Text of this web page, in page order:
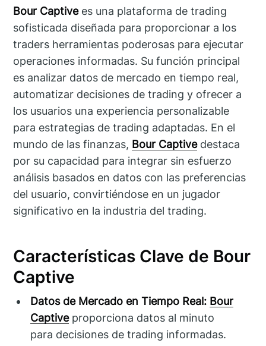
Bour Captivees una plataforma de trading
sofisticada diseñada para proporcionar a los
traders herramientas poderosas para ejecutar
operaciones informadas. Su función principal
es analizar datos de mercado en tiempo real,
automatizar decisiones de trading y ofrecer a
los usuarios una experiencia personalizable
para estrategias de trading adaptadas. En el
mundo de las finanzas, Bour Captivedestaca
por su capacidad para integrar sin esfuerzo
análisis basados en datos con las preferencias
del usuario, convirtiéndose en un jugador
significativo en la industria del trading.
Características Clave de Bour
Captive
Datos de Mercado en Tiempo Real: Bour
Captiveproporciona datos al minuto
para decisiones de trading informadas.